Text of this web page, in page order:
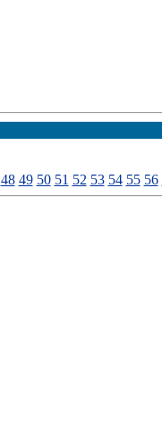
48 49 50 51 52 53 54 55 56